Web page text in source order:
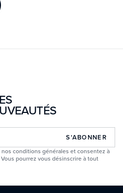
S'ABONNER
conditions générales et consentez à
pourrez vous désinscrire à tout